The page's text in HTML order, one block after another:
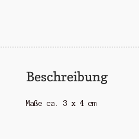
Beschreibung
Maße ca. 3 x 4 cm